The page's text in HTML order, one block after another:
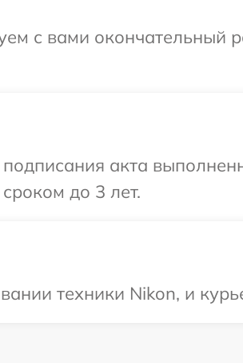
с вами окончательный
подписания акта
до 3 лет.
техники Nikon, и